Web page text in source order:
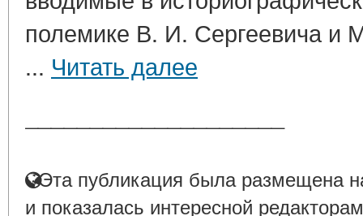
полемике В. И. Сергеевича и
... Читать далее
Эта публикация была размещена
и показалась интересной